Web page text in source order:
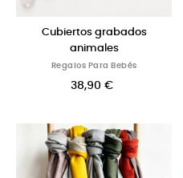
Cubiertos grabados
animales
Regalos Para Bebés
38,90 €